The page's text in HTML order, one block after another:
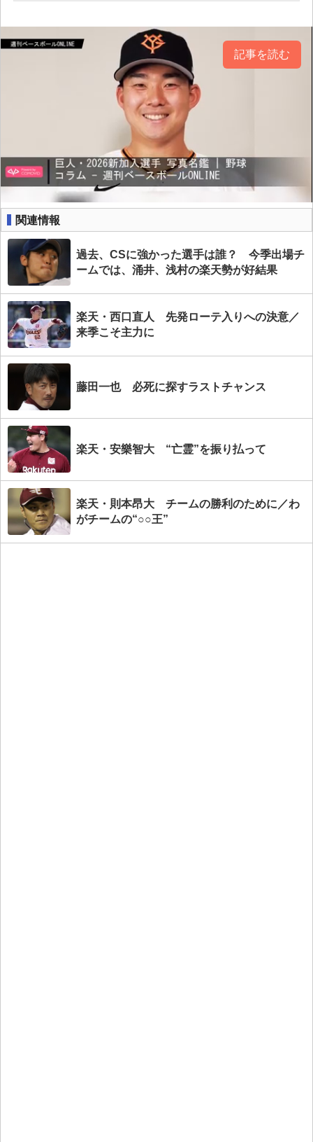
記事を読む
関連情報
過去、CSに強かった選手は誰？ 今季出場チ
ームでは、涌井、浅村の楽天勢が好結果
楽天・西口直人 先発ローテ入りへの決意／
来季こそ主力に
藤田一也 必死に探すラストチャンス
楽天・安樂智大 “亡霊”を振り払って
楽天・則本昂大 チームの勝利のために／わ
がチームの“○○王”